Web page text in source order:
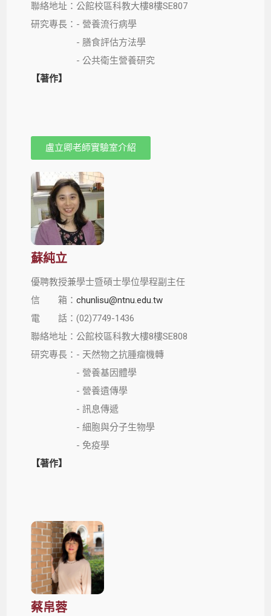
聯絡地址：公館校區科教大樓8樓SE807
研究專長：- 營養流行病學
- 膳食評估方法學
- 公共衛生營養研究
【著作】
盧立卿老師實驗室介紹
蘇純立
優聘教授兼學士暨碩士學位學程副主任
信 箱：chunlisu@ntnu.edu.tw
電 話：(02)7749-1436
聯絡地址：公館校區科教大樓8樓SE808
研究專長：- 天然物之抗腫瘤機轉
- 營養基因體學
- 營養遺傳學
- 訊息傳遞
- 細胞與分子生物學
- 免疫學
【著作】
蔡帛蓉